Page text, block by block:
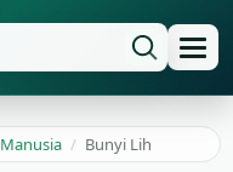
Manusia / Bunyi Lih